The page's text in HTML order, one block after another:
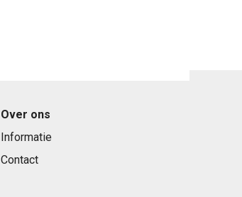
Over ons
Informatie
Contact